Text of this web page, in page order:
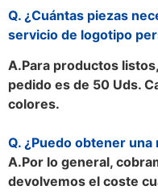
Q. ¿Cuántas piezas
servicio de logotipo
A.Para productos
pedido es de 50 Uds.
colores.
Q. ¿Puedo obtener
A.Por lo general,
devolvemos el coste